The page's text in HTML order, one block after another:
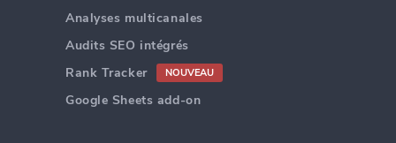
Analyses multicanales
Audits SEO intégrés
Rank Tracker
NOUVEAU
Google Sheets add-on